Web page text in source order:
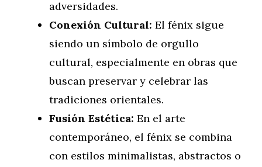
adversidades.
Conexión Cultural: El fénix sigue
siendo un símbolo de orgullo
cultural, especialmente en obras que
buscan preservar y celebrar las
tradiciones orientales.
Fusión Estética: En el arte
contemporáneo, el fénix se combina
con estilos minimalistas, abstractos o